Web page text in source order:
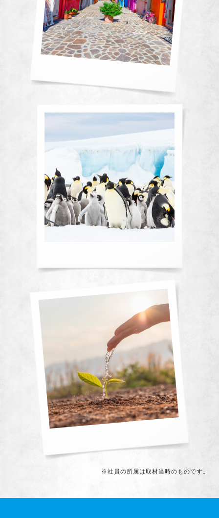
※社員の所属は取材当時のものです。